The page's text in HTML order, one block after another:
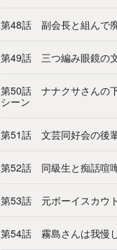
第48話 副会長と組んで
第49話 三つ編み眼鏡の
第50話 ナナクサさんの
シーン
第51話 文芸同好会の後
第52話 同級生と痴話喧
第53話 元ボーイスカウ
第54話 霧島さんは我慢